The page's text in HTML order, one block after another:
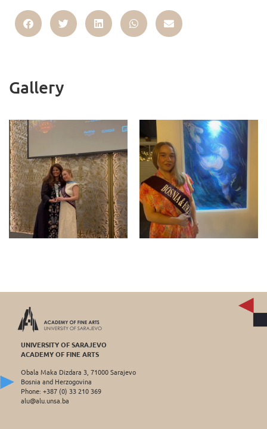
Gallery
UNIVERSITY OF SARAJEVO
ACADEMY OF FINE ARTS
Obala Maka Dizdara 3, 71000 Sarajevo
Bosnia and Herzogovina
Phone: +387 (0) 33 210 369
alu@alu.unsa.ba